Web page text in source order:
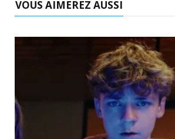
VOUS AIMEREZ AUSSI